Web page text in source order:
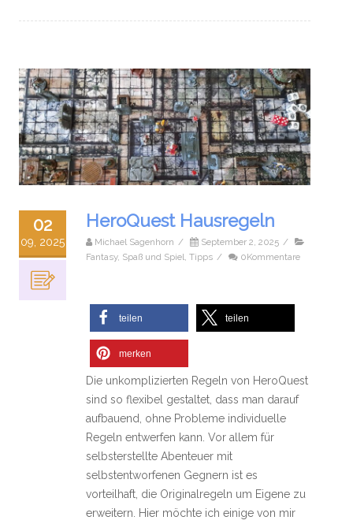
02
09, 2025
HeroQuest Hausregeln
Michael Sagenhorn / September 2, 2025 /
Fantasy, Spaß und Spiel, Tipps / 0Kommentare
teilen teilen
merken
Die unkomplizierten Regeln von HeroQuest
sind so flexibel gestaltet, dass man darauf
aufbauend, ohne Probleme individuelle
Regeln entwerfen kann. Vor allem für
selbsterstellte Abenteuer mit
selbstentworfenen Gegnern ist es
vorteilhaft, die Originalregeln um Eigene zu
erweitern. Hier möchte ich einige von mir